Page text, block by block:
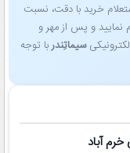
خرید با دقت، نسبت
نمایید و پس از مهر و
سیماتِندربا توجه